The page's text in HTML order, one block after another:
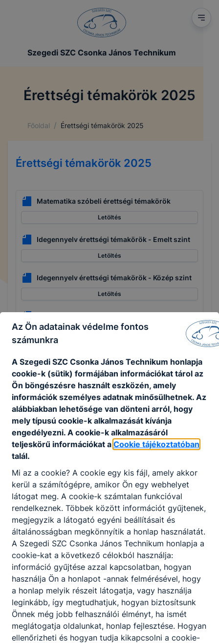
Szegedi SZC Csonka János Technikum
Érettségi témakörök 2025
Főoldal / Érettségi témakörök 2025
Érettségi témakörök 2025
Matematika szóbeli érettségi témakörök
Letöltés
Idegennyelv érettségi témakörök - Emelt szint
Letöltés
Idegennyelv érettségi témakörök - Közép szint
Letöltés
Letöltés
Letöltés
Történelem érettségi témakörök
Letöltés
Testnevelés középszintű szóbeli témakörök
Letöltés
Testnevelés középszintű gyakorlati témakörök
Letöltés
Partnereink
Az Ön adatainak védelme fontos
számunkra
A Szegedi SZC Csonka János Technikum honlapja
cookie-k (sütik) formájában információkat tárol az
Ön böngészésre használt eszközén, amely
információk személyes adatnak minősülhetnek. Az
alábbiakban lehetősége van dönteni arról, hogy
mely típusú cookie-k alkalmazását kívánja
engedélyezni. A cookie-k alkalmazásáról
teljeskörű információkat a Cookie tájékoztatóban
talál.
Mi az a cookie? A cookie egy kis fájl, amely akkor
kerül a számítógépre, amikor Ön egy webhelyet
látogat meg. A cookie-k számtalan funkcióval
rendelkeznek. Többek között információt gyűjtenek,
megjegyzik a látogató egyéni beállításait és
általánosságban megkönnyítik a honlap használatát.
A Szegedi SZC Csonka János Technikum honlapja a
cookie-kat a következő célokból használja:
információ gyűjtése azzal kapcsolatban, hogyan
használja Ön a honlapot -annak felmérésével, hogy
a honlap melyik részeit látogatja, vagy használja
leginkább, így megtudhatjuk, hogyan biztosítsunk
Önnek még jobb felhasználói élményt, ha ismét
meglátogatja oldalunkat, honlap fejlesztése. Hogyan
ellenőrizheti és hogyan tudja kikapcsolni a cookie-